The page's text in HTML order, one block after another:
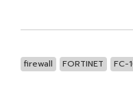
firewall FORTINET FC-